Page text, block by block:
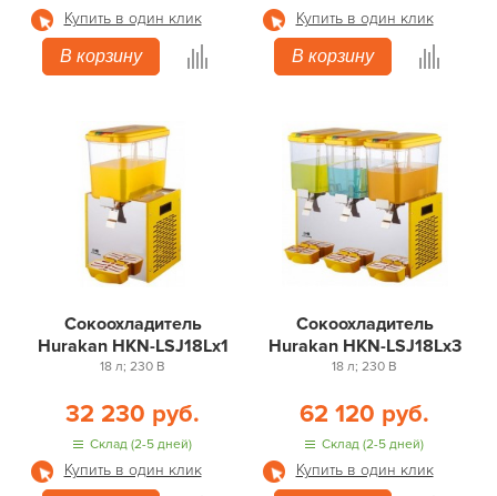
Купить в один клик
В корзину
Купить в один клик
В корзину
Сокоохладитель
Hurakan HKN-LSJ18Lx1
18 л; 230 В
32 230 руб.
Склад (2-5 дней)
Купить в один клик
Сокоохладитель
Hurakan HKN-LSJ18Lx3
18 л; 230 В
62 120 руб.
Склад (2-5 дней)
Купить в один клик